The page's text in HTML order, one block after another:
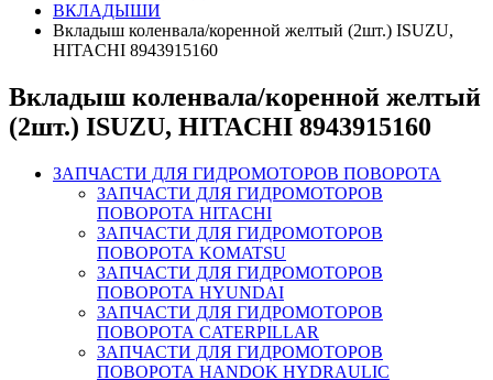
ВКЛАДЫШИ
Вкладыш коленвала/коренной желтый (2шт.) ISUZU,
HITACHI 8943915160
Вкладыш коленвала/коренной желтый
(2шт.) ISUZU, HITACHI 8943915160
ЗАПЧАСТИ ДЛЯ ГИДРОМОТОРОВ ПОВОРОТА
ЗАПЧАСТИ ДЛЯ ГИДРОМОТОРОВ
ПОВОРОТА HITACHI
ЗАПЧАСТИ ДЛЯ ГИДРОМОТОРОВ
ПОВОРОТА KOMATSU
ЗАПЧАСТИ ДЛЯ ГИДРОМОТОРОВ
ПОВОРОТА HYUNDAI
ЗАПЧАСТИ ДЛЯ ГИДРОМОТОРОВ
ПОВОРОТА CATERPILLAR
ЗАПЧАСТИ ДЛЯ ГИДРОМОТОРОВ
ПОВОРОТА HANDOK HYDRAULIC